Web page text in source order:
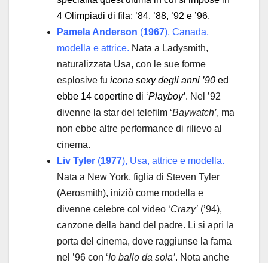
4 Olimpiadi di fila: ’84, ’88, ’92 e ’96.
Pamela Anderson (1967), Canada,
modella e attrice. Nata a Ladysmith,
naturalizzata Usa, con le sue forme
esplosive fu icona sexy degli anni ’90 ed
ebbe 14 copertine di ‘Playboy’. Nel ’92
divenne la star del telefilm ‘Baywatch’, ma
non ebbe altre performance di rilievo al
cinema.
Liv Tyler (1977), Usa, attrice e modella.
Nata a New York, figlia di Steven Tyler
(Aerosmith), iniziò come modella e
divenne celebre col video ‘Crazy’ (’94),
canzone della band del padre. Lì si aprì la
porta del cinema, dove raggiunse la fama
nel ’96 con ‘Io ballo da sola’. Nota anche